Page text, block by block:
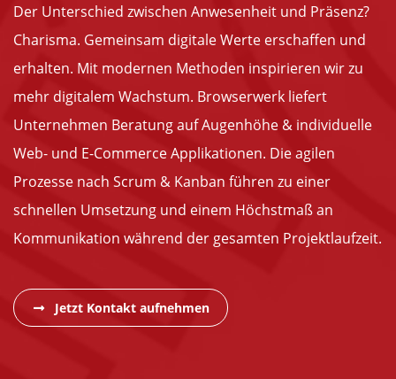
Der Unterschied zwischen Anwesenheit und Präsenz?
Charisma. Gemeinsam digitale Werte erschaffen und
erhalten. Mit modernen Methoden inspirieren wir zu
mehr digitalem Wachstum. Browserwerk liefert
Unternehmen Beratung auf Augenhöhe & individuelle
Web- und E-Commerce Applikationen. Die agilen
Prozesse nach Scrum & Kanban führen zu einer
schnellen Umsetzung und einem Höchstmaß an
Kommunikation während der gesamten Projektlaufzeit.
Jetzt Kontakt aufnehmen